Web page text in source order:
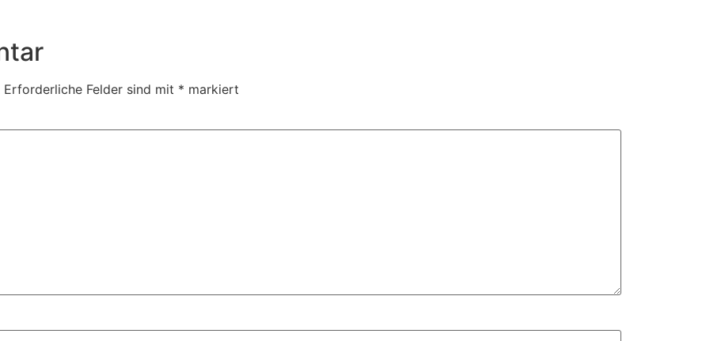
Erforderliche Felder sind mit * markiert